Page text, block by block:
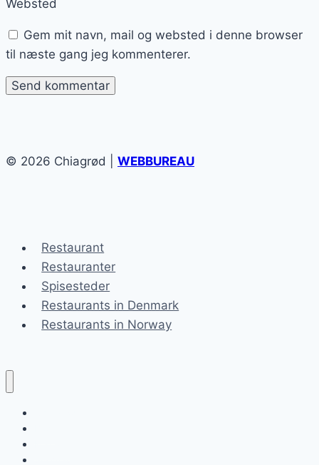
Websted
Gem mit navn, mail og websted i denne browser
til næste gang jeg kommenterer.
© 2026 Chiagrød | WEBBUREAU
Restaurant
Restauranter
Spisesteder
Restaurants in Denmark
Restaurants in Norway